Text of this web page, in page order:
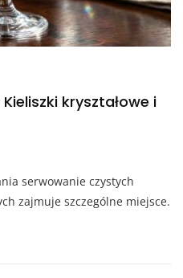
kryształowe i
serwowanie czystych
zajmuje szczególne miejsce.